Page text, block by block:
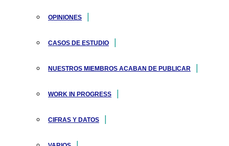
OPINIONES
CASOS DE ESTUDIO
NUESTROS MIEMBROS ACABAN DE PUBLICAR
WORK IN PROGRESS
CIFRAS Y DATOS